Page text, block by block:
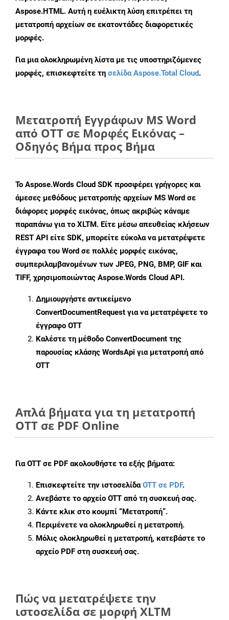
Aspose.HTML. Αυτή η ευέλικτη λύση επιτρέπει τη
μετατροπή αρχείων σε εκατοντάδες διαφορετικές
μορφές.
Για μια ολοκληρωμένη λίστα με τις υποστηριζόμενες
μορφές, επισκεφτείτε τη σελίδα Aspose.Total Cloud.
Μετατροπή Εγγράφων MS Word
από OTT σε Μορφές Εικόνας –
Οδηγός Βήμα προς Βήμα
Το Aspose.Words Cloud SDK προσφέρει γρήγορες και
άμεσες μεθόδους μετατροπής αρχείων MS Word σε
διάφορες μορφές εικόνας, όπως ακριβώς κάναμε
παραπάνω για το XLTM. Είτε μέσω απευθείας κλήσεων
REST API είτε SDK, μπορείτε εύκολα να μετατρέψετε
έγγραφα του Word σε πολλές μορφές εικόνας,
συμπεριλαμβανομένων των JPEG, PNG, BMP, GIF και
TIFF, χρησιμοποιώντας Aspose.Words Cloud API.
Δημιουργήστε αντικείμενο
ConvertDocumentRequest για να μετατρέψετε το
έγγραφο OTT
Καλέστε τη μέθοδο ConvertDocument της
παρουσίας κλάσης WordsApi για μετατροπή από
OTT
Απλά βήματα για τη μετατροπή
OTT σε PDF Online
ΓιαOTT σε PDF ακολουθήστε τα εξής βήματα:
Επισκεφτείτε την ιστοσελίδαOTT σε PDF.
Ανεβάστε το αρχείο OTT από τη συσκευή σας.
Κάντε κλικ στο κουμπί “Μετατροπή”.
Περιμένετε να ολοκληρωθεί η μετατροπή.
Μόλις ολοκληρωθεί η μετατροπή, κατεβάστε το
αρχείο PDF στη συσκευή σας.
Πώς να μετατρέψετε την
ιστοσελίδα σε μορφή XLTM